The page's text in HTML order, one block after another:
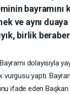
bayramını
ve aynı
birlik
dolayısıyla
yaptı.
eden Başkan